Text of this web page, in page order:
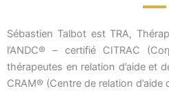
Sébastien Talbot est TRA,
l’ANDC® – certifié CITRAC
thérapeutes en relation d’aide et
CRAM® (Centre de relation d’aide